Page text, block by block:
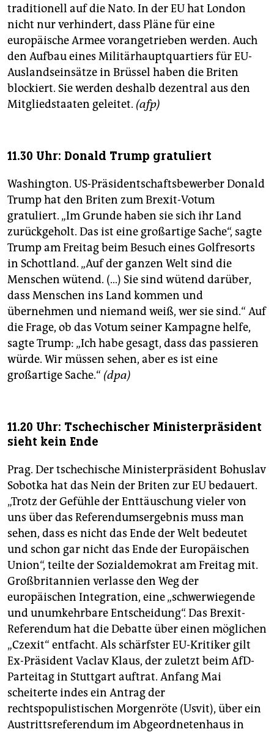
traditionell auf die Nato. In der EU hat London
nicht nur verhindert, dass Pläne für eine
europäische Armee vorangetrieben werden. Auch
den Aufbau eines Militärhauptquartiers für EU-
Auslandseinsätze in Brüssel haben die Briten
blockiert. Sie werden deshalb dezentral aus den
Mitgliedstaaten geleitet. (afp)
11.30 Uhr: Donald Trump gratuliert
Washington. US-Präsidentschaftsbewerber Donald
Trump hat den Briten zum Brexit-Votum
gratuliert. „Im Grunde haben sie sich ihr Land
zurückgeholt. Das ist eine großartige Sache“, sagte
Trump am Freitag beim Besuch eines Golfresorts
in Schottland. „Auf der ganzen Welt sind die
Menschen wütend. (…) Sie sind wütend darüber,
dass Menschen ins Land kommen und
übernehmen und niemand weiß, wer sie sind.“ Auf
die Frage, ob das Votum seiner Kampagne helfe,
sagte Trump: „Ich habe gesagt, dass das passieren
würde. Wir müssen sehen, aber es ist eine
großartige Sache.“ (dpa)
11.20 Uhr: Tschechischer Ministerpräsident
sieht kein Ende
Prag. Der tschechische Ministerpräsident Bohuslav
Sobotka hat das Nein der Briten zur EU bedauert.
„Trotz der Gefühle der Enttäuschung vieler von
uns über das Referendumsergebnis muss man
sehen, dass es nicht das Ende der Welt bedeutet
und schon gar nicht das Ende der Europäischen
Union“, teilte der Sozialdemokrat am Freitag mit.
Großbritannien verlasse den Weg der
europäischen Integration, eine „schwerwiegende
und unumkehrbare Entscheidung“. Das Brexit-
Referendum hat die Debatte über einen möglichen
„Czexit“ entfacht. Als schärfster EU-Kritiker gilt
Ex-Präsident Vaclav Klaus, der zuletzt beim AfD-
Parteitag in Stuttgart auftrat. Anfang Mai
scheiterte indes ein Antrag der
rechtspopulistischen Morgenröte (Usvit), über ein
Austrittsreferendum im Abgeordnetenhaus in